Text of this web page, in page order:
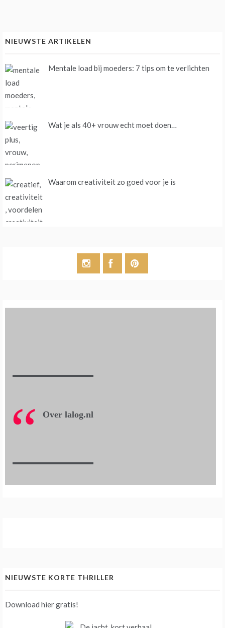
NIEUWSTE ARTIKELEN
Mentale load bij moeders: 7 tips om te verlichten
Wat je als 40+ vrouw echt moet doen…
Waarom creativiteit zo goed voor je is
Over lalog.nl
NIEUWSTE KORTE THRILLER
Download hier gratis!